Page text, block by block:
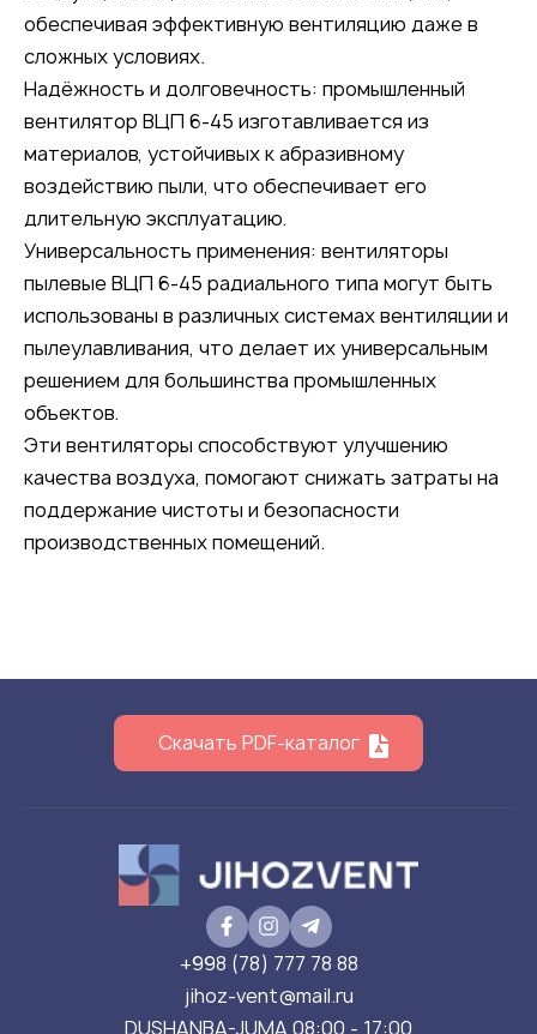
обеспечивая эффективную вентиляцию даже в
сложных условиях.
Надёжность и долговечность: промышленный
вентилятор ВЦП 6-45 изготавливается из
материалов, устойчивых к абразивному
воздействию пыли, что обеспечивает его
длительную эксплуатацию.
Универсальность применения: вентиляторы
пылевые ВЦП 6-45 радиального типа могут быть
использованы в различных системах вентиляции и
пылеулавливания, что делает их универсальным
решением для большинства промышленных
объектов.
Эти вентиляторы способствуют улучшению
качества воздуха, помогают снижать затраты на
поддержание чистоты и безопасности
производственных помещений.
Скачать PDF-каталог
+998 (78) 777 78 88
jihoz-vent@mail.ru
DUSHANBA-JUMA 08:00 - 17:00